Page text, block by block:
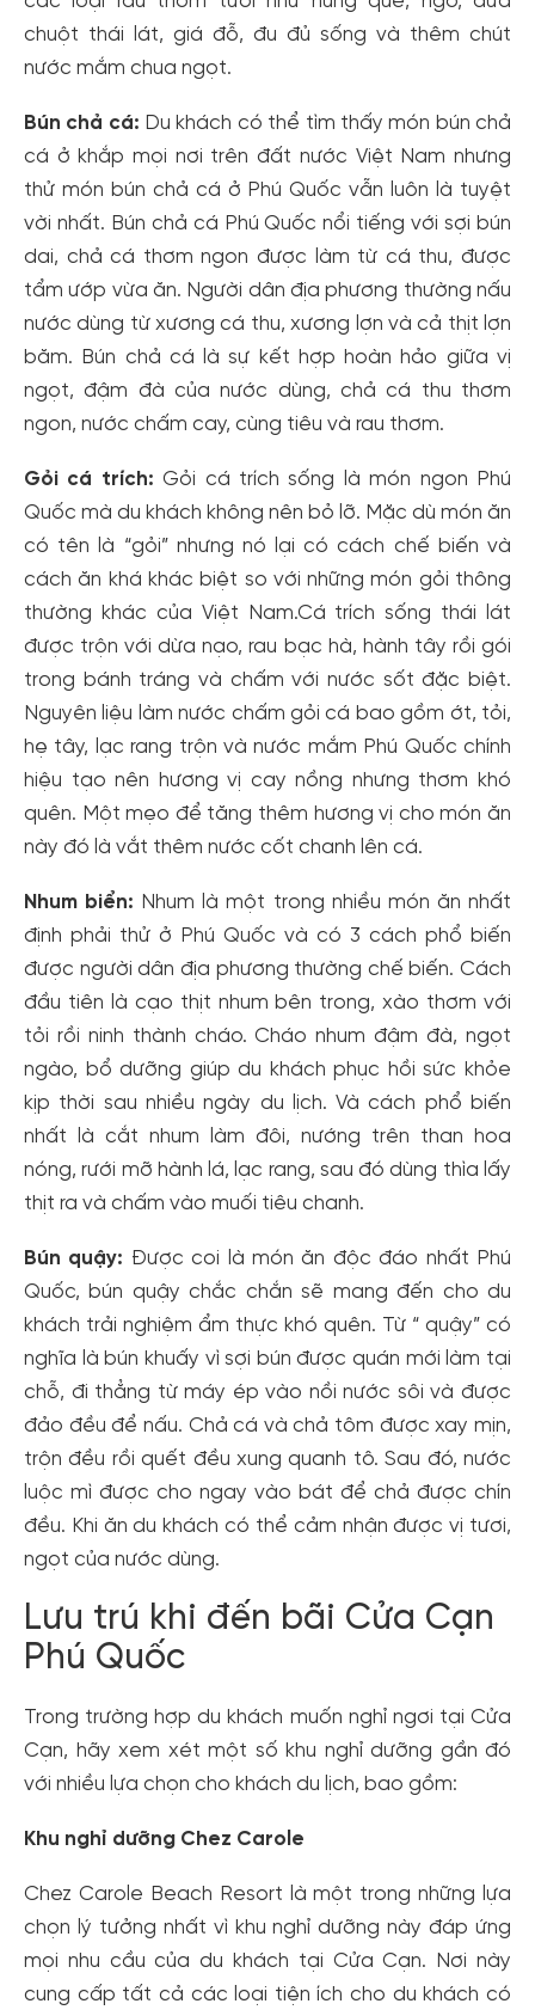
chuột thái lát, giá đỗ, đu đủ sống và thêm chút
nước mắm chua ngọt.
Bún chả cá: Du khách có thể tìm thấy món bún chả
cá ở khắp mọi nơi trên đất nước Việt Nam nhưng
thử món bún chả cá ở Phú Quốc vẫn luôn là tuyệt
vời nhất. Bún chả cá Phú Quốc nổi tiếng với sợi bún
dai, chả cá thơm ngon được làm từ cá thu, được
tẩm ướp vừa ăn. Người dân địa phương thường nấu
nước dùng từ xương cá thu, xương lợn và cả thịt lợn
băm. Bún chả cá là sự kết hợp hoàn hảo giữa vị
ngọt, đậm đà của nước dùng, chả cá thu thơm
ngon, nước chấm cay, cùng tiêu và rau thơm.
Gỏi cá trích: Gỏi cá trích sống là món ngon Phú
Quốc mà du khách không nên bỏ lỡ. Mặc dù món ăn
có tên là “gỏi” nhưng nó lại có cách chế biến và
cách ăn khá khác biệt so với những món gỏi thông
thường khác của Việt Nam.Cá trích sống thái lát
được trộn với dừa nạo, rau bạc hà, hành tây rồi gói
trong bánh tráng và chấm với nước sốt đặc biệt.
Nguyên liệu làm nước chấm gỏi cá bao gồm ớt, tỏi,
hẹ tây, lạc rang trộn và nước mắm Phú Quốc chính
hiệu tạo nên hương vị cay nồng nhưng thơm khó
quên. Một mẹo để tăng thêm hương vị cho món ăn
này đó là vắt thêm nước cốt chanh lên cá.
Nhum biển: Nhum là một trong nhiều món ăn nhất
định phải thử ở Phú Quốc và có 3 cách phổ biến
được người dân địa phương thường chế biến. Cách
đầu tiên là cạo thịt nhum bên trong, xào thơm với
tỏi rồi ninh thành cháo. Cháo nhum đậm đà, ngọt
ngào, bổ dưỡng giúp du khách phục hồi sức khỏe
kịp thời sau nhiều ngày du lịch. Và cách phổ biến
nhất là cắt nhum làm đôi, nướng trên than hoa
nóng, rưới mỡ hành lá, lạc rang, sau đó dùng thìa lấy
thịt ra và chấm vào muối tiêu chanh.
Bún quậy: Được coi là món ăn độc đáo nhất Phú
Quốc, bún quậy chắc chắn sẽ mang đến cho du
khách trải nghiệm ẩm thực khó quên. Từ “ quậy” có
nghĩa là bún khuấy vì sợi bún được quán mới làm tại
chỗ, đi thẳng từ máy ép vào nồi nước sôi và được
đảo đều để nấu. Chả cá và chả tôm được xay mịn,
trộn đều rồi quết đều xung quanh tô. Sau đó, nước
luộc mì được cho ngay vào bát để chả được chín
đều. Khi ăn du khách có thể cảm nhận được vị tươi,
ngọt của nước dùng.
Lưu trú khi đến bãi Cửa Cạn
Phú Quốc
Trong trường hợp du khách muốn nghỉ ngơi tại Cửa
Cạn, hãy xem xét một số khu nghỉ dưỡng gần đó
với nhiều lựa chọn cho khách du lịch, bao gồm:
Khu nghỉ dưỡng Chez Carole
Chez Carole Beach Resort là một trong những lựa
chọn lý tưởng nhất vì khu nghỉ dưỡng này đáp ứng
mọi nhu cầu của du khách tại Cửa Cạn. Nơi này
cung cấp tất cả các loại tiện ích cho du khách có
Tạo tài khoản nhanh - nhận nhiều ưu
đãi!
Tạo tài khoản để có thểnhận ngay các ưu đãi hấp dẫn
dành cho thành viên đến từ các đối tác của Gody.vn dành
cho cộng đồng.
Hoặc đăng nhập bằng
Đăng nhập Facebook
Đăng nhập Google